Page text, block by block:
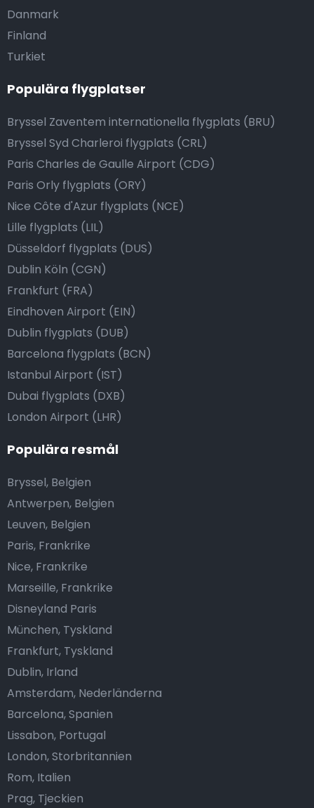
Danmark
Finland
Turkiet
Populära flygplatser
Bryssel Zaventem internationella flygplats (BRU)
Bryssel Syd Charleroi flygplats (CRL)
Paris Charles de Gaulle Airport (CDG)
Paris Orly flygplats (ORY)
Nice Côte d'Azur flygplats (NCE)
Lille flygplats (LIL)
Düsseldorf flygplats (DUS)
Dublin Köln (CGN)
Frankfurt (FRA)
Eindhoven Airport (EIN)
Dublin flygplats (DUB)
Barcelona flygplats (BCN)
Istanbul Airport (IST)
Dubai flygplats (DXB)
London Airport (LHR)
Populära resmål
Bryssel, Belgien
Antwerpen, Belgien
Leuven, Belgien
Paris, Frankrike
Nice, Frankrike
Marseille, Frankrike
Disneyland Paris
München, Tyskland
Frankfurt, Tyskland
Dublin, Irland
Amsterdam, Nederländerna
Barcelona, Spanien
Lissabon, Portugal
London, Storbritannien
Rom, Italien
Prag, Tjeckien